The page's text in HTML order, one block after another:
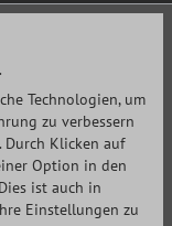
Technologien, um
zu verbessern
Durch Klicken auf
Option in den
ist auch in
Einstellungen zu